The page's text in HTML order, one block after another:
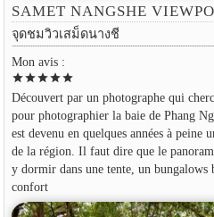
SAMET NANGSHE
จุดชมวิวเสม็ดนางชี
Mon avis :
starstarstarstarstar
Découvert par un photographe qui
pour photographier la baie de Phang
est devenu en quelques années à peine
de la région. Il faut dire que le
y dormir dans une tente, un bungalows
confort